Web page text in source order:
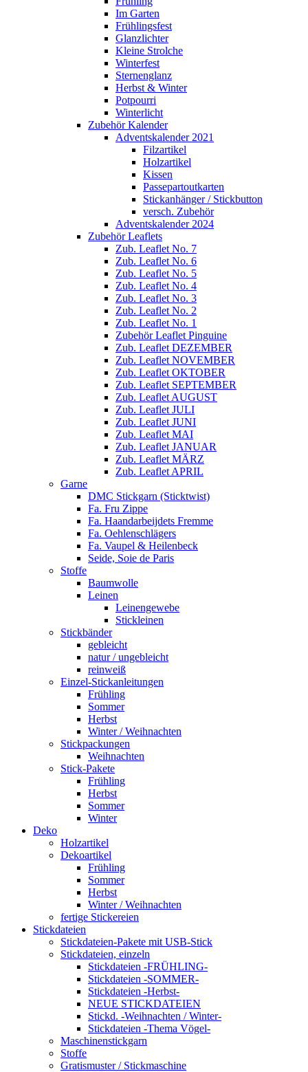
Im Garten
Frühlingsfest
Glanzlichter
Kleine Strolche
Winterfest
Sternenglanz
Herbst & Winter
Potpourri
Winterlicht
Zubehör Kalender
Adventskalender 2021
Filzartikel
Holzartikel
Kissen
Passepartoutkarten
Stickanhänger / Stickbutton
versch. Zubehör
Adventskalender 2024
Zubehör Leaflets
Zub. Leaflet No. 7
Zub. Leaflet No. 6
Zub. Leaflet No. 5
Zub. Leaflet No. 4
Zub. Leaflet No. 3
Zub. Leaflet No. 2
Zub. Leaflet No. 1
Zubehör Leaflet Pinguine
Zub. Leaflet DEZEMBER
Zub. Leaflet NOVEMBER
Zub. Leaflet OKTOBER
Zub. Leaflet SEPTEMBER
Zub. Leaflet AUGUST
Zub. Leaflet JULI
Zub. Leaflet JUNI
Zub. Leaflet MAI
Zub. Leaflet JANUAR
Zub. Leaflet MÄRZ
Zub. Leaflet APRIL
Garne
DMC Stickgarn (Sticktwist)
Fa. Fru Zippe
Fa. Haandarbeijdets Fremme
Fa. Oehlenschlägers
Fa. Vaupel & Heilenbeck
Seide, Soie de Paris
Stoffe
Baumwolle
Leinen
Leinengewebe
Stickleinen
Stickbänder
gebleicht
natur / ungebleicht
reinweiß
Einzel-Stickanleitungen
Frühling
Sommer
Herbst
Winter / Weihnachten
Stickpackungen
Weihnachten
Stick-Pakete
Frühling
Herbst
Sommer
Winter
Deko
Holzartikel
Dekoartikel
Frühling
Sommer
Herbst
Winter / Weihnachten
fertige Stickereien
Stickdateien
Stickdateien-Pakete mit USB-Stick
Stickdateien, einzeln
Stickdateien -FRÜHLING-
Stickdateien -SOMMER-
Stickdateien -Herbst-
NEUE STICKDATEIEN
Stickd. -Weihnachten / Winter-
Stickdateien -Thema Vögel-
Maschinenstickgarn
Stoffe
Gratismuster / Stickmaschine